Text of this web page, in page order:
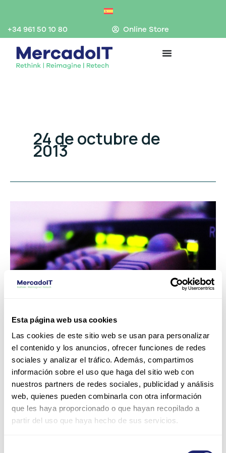
Esta página web usa cookies
Las cookies de este sitio web se usan para personalizar
el contenido y los anuncios, ofrecer funciones de redes
sociales y analizar el tráfico. Además, compartimos
información sobre el uso que haga del sitio web con
nuestros partners de redes sociales, publicidad y análisis
web, quienes pueden combinarla con otra información
que les haya proporcionado o que hayan recopilado a
partir del uso que haya hecho de sus servicios.
contenido
+34 961 50 10 80 Online Store
24 de octubre de
2013
Cisco 3750: review
Deja un comentario/Productos/MercadoIT
En cuanto a producto electrónico relacionado con las
TICs, Cisco es una de las marcas que más productos